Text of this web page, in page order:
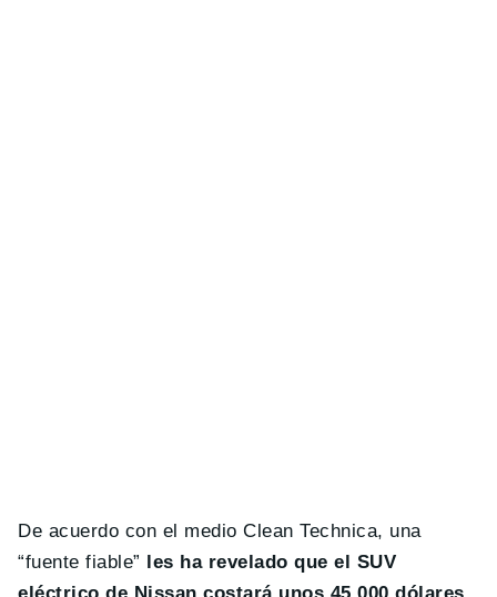
De acuerdo con el medio Clean Technica, una
“fuente fiable”
les ha revelado que el SUV